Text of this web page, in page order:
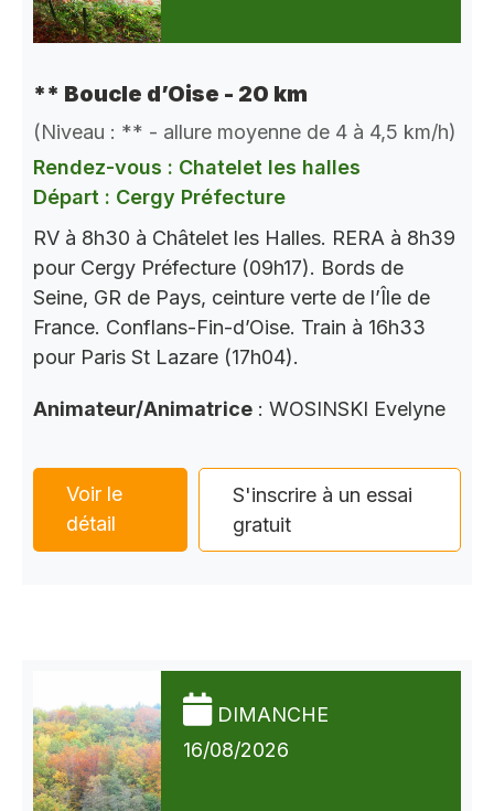
** Boucle d’Oise - 20 km
(Niveau : ** - allure moyenne de 4 à 4,5 km/h)
Rendez-vous : Chatelet les halles
Départ : Cergy Préfecture
RV à 8h30 à Châtelet les Halles. RERA à 8h39
pour Cergy Préfecture (09h17). Bords de
Seine, GR de Pays, ceinture verte de l’Île de
France. Conflans-Fin-d’Oise. Train à 16h33
pour Paris St Lazare (17h04).
Animateur/Animatrice : WOSINSKI Evelyne
Voir le
détail
S'inscrire à un essai
gratuit
DIMANCHE
16/08/2026